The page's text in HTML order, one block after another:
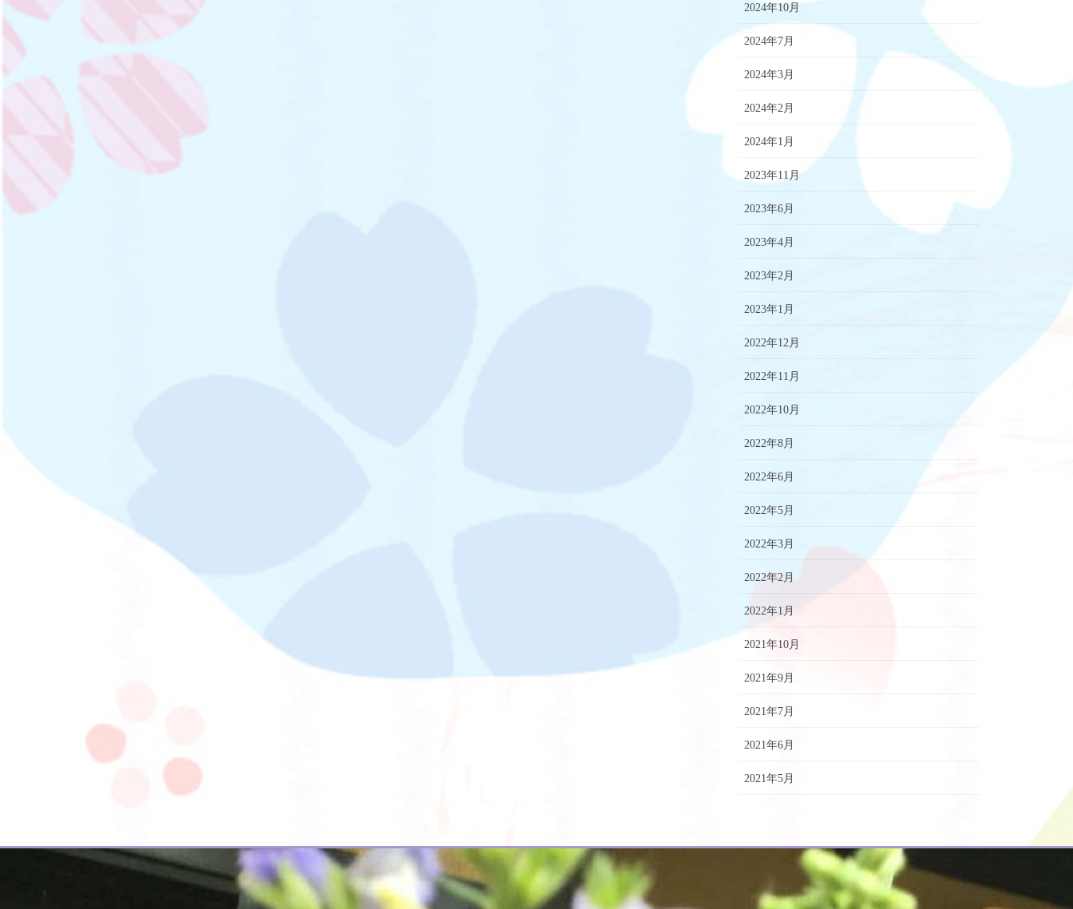
2024年10月
2024年7月
2024年3月
2024年2月
2024年1月
2023年11月
2023年6月
2023年4月
2023年2月
2023年1月
2022年12月
2022年11月
2022年10月
2022年8月
2022年6月
2022年5月
2022年3月
2022年2月
2022年1月
2021年10月
2021年9月
2021年7月
2021年6月
2021年5月